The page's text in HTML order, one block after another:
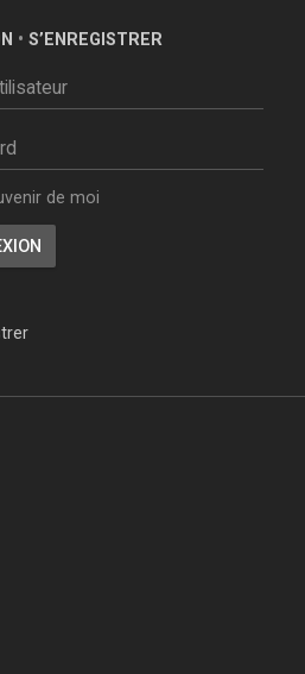
• S’ENREGISTRER
de moi